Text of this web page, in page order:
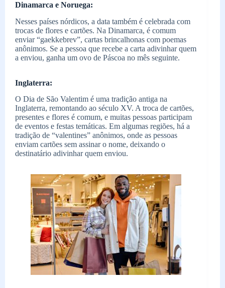
Dinamarca e Noruega:
Nesses países nórdicos, a data também é celebrada com
trocas de flores e cartões. Na Dinamarca, é comum
enviar “gaekkebrev”, cartas brincalhonas com poemas
anônimos. Se a pessoa que recebe a carta adivinhar quem
a enviou, ganha um ovo de Páscoa no mês seguinte.
Inglaterra:
O Dia de São Valentim é uma tradição antiga na
Inglaterra, remontando ao século XV. A troca de cartões,
presentes e flores é comum, e muitas pessoas participam
de eventos e festas temáticas. Em algumas regiões, há a
tradição de “valentines” anônimos, onde as pessoas
enviam cartões sem assinar o nome, deixando o
destinatário adivinhar quem enviou.